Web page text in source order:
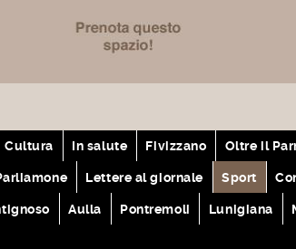
Cultura In salute Fivizzano Oltre il
Lettere al giornale Sport
Aulla Pontremoli Lunigiana